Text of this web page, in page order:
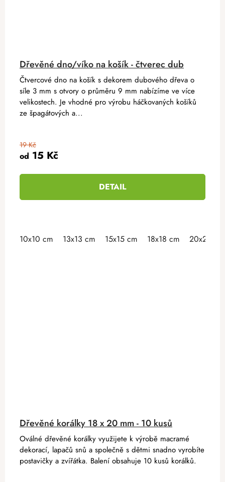
Dřevěné dno/víko na košík - čtverec dub
od 15 Kč
19 Kč
DETAIL
Čtvercové dno na košík s dekorem dubového dřeva o
síle 3 mm s otvory o průměru 9 mm nabízíme ve více
velikostech. Je vhodné pro výrobu háčkovaných košíků
ze špagátových a...
10x10 cm 13x13 cm 15x15 cm 18x18 cm 20x20 cm
Dřevěné korálky 18 x 20 mm - 10 kusů
Oválné dřevěné korálky využijete k výrobě macramé
dekorací, lapačů snů a společně s dětmi snadno vyrobíte
postavičky a zvířátka. Balení obsahuje 10 kusů korálků.